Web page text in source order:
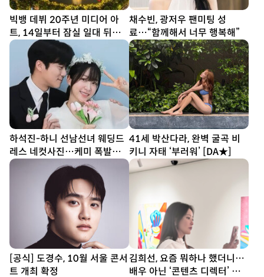
빅뱅 데뷔 20주년 미디어 아
트, 14일부터 잠실 일대 뒤덮
는다
채수빈, 광저우 팬미팅 성
료…“함께해서 너무 행복해”
하석진-하니 선남선녀 웨딩드
레스 네컷사진…케미 폭발
[DA★]
41세 박산다라, 완벽 굴곡 비
키니 자태 ‘부러워’ [DA★]
[공식] 도경수, 10월 서울 콘서
트 개최 확정
김희선, 요즘 뭐하나 했더니…
배우 아닌 ‘콘텐츠 디렉터’ 됐